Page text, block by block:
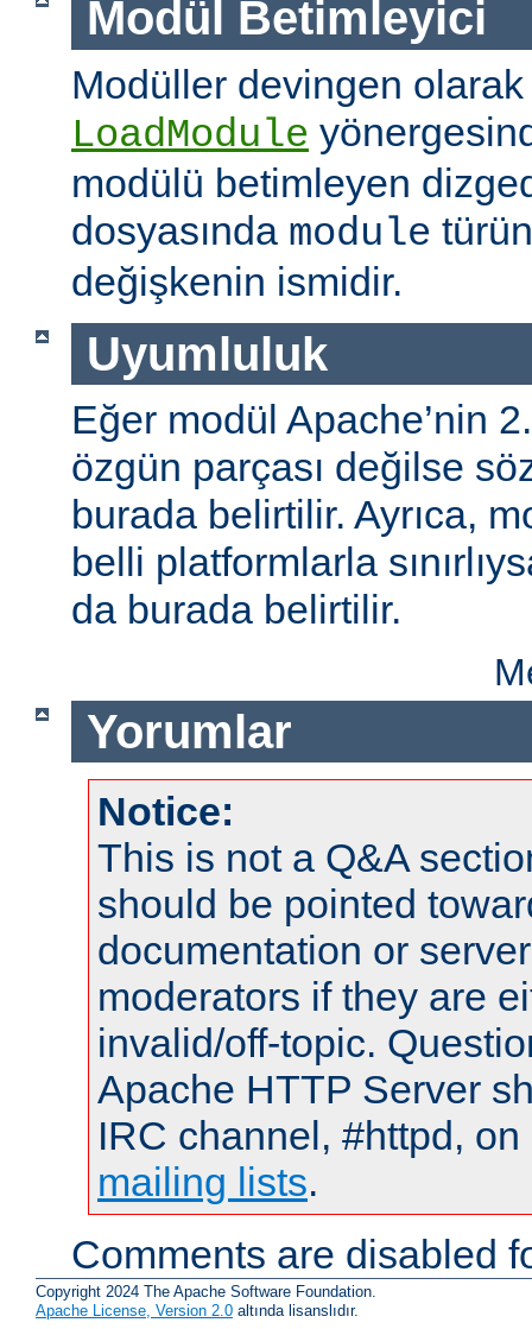
Modül Betimleyici
Modüller devingen
LoadModule
modülü betimleyen
dosyasında module
değişkenin ismidir.
Uyumluluk
Eğer modül Apache’nin 2.
özgün parçası değilse
burada belirtilir. Ayrıca,
belli platformlarla
da burada belirtilir.
Yorumlar
Notice:
This is not a Q&A
should be pointed
documentation or
moderators if they are
invalid/off-topic.
Apache HTTP Server
IRC channel, #httpd,
mailing lists.
Comments are disabled
Copyright 2024 The Apache Software Foundation.
Apache License, Version 2.0 altında lisanslıdır.